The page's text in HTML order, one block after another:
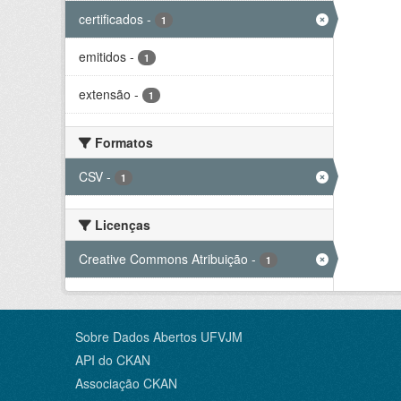
certificados - 1
emitidos - 1
extensão - 1
Formatos
CSV - 1
Licenças
Creative Commons Atribuição - 1
Sobre Dados Abertos UFVJM
API do CKAN
Associação CKAN